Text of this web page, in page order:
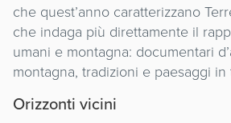
che quest’anno caratterizzano
che indaga più direttamente il
umani e montagna: documentari
montagna, tradizioni e paesaggi in
Orizzonti vicini